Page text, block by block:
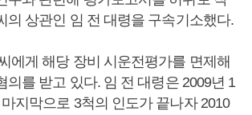
의 상관인 임 전 대령을 구속기소했다.
에게 해당 장비 시운전평가를 면제해
의를 받고 있다. 임 전 대령은 2009년 1
지막으로 3척의 인도가 끝나자 2010